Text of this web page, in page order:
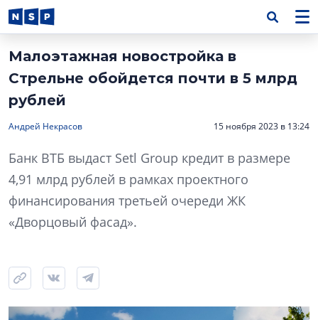
Малоэтажная новостройка в
Стрельне обойдется почти в 5 млрд
рублей
Андрей Некрасов 15 ноября 2023 в 13:24
Банк ВТБ выдаст Setl Group кредит в размере
4,91 млрд рублей в рамках проектного
финансирования третьей очереди ЖК
«Дворцовый фасад».